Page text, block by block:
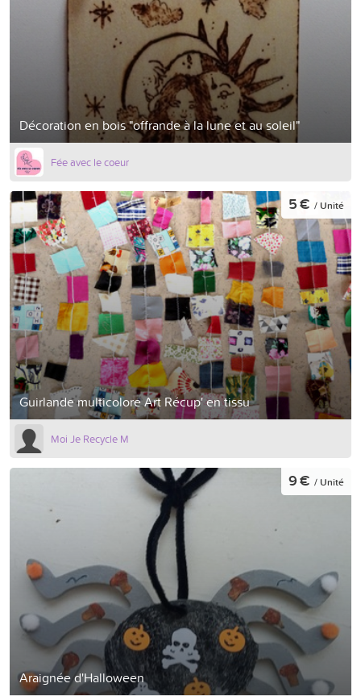
Décoration en bois "offrande à la lune et au soleil"
Fée avec le coeur
Guirlande multicolore Art Récup' en tissu
5 € / Unité
Moi Je Recycle M
Araignée d'Halloween
9 € / Unité